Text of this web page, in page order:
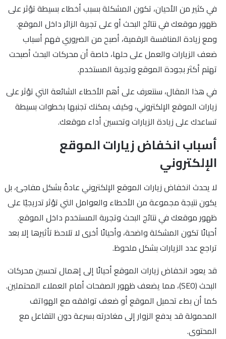
في كثير من الأحيان، تكون المشكلة بسبب أخطاء بسيطة تؤثر على
ظهور موقعك في نتائج البحث أو على تجربة الزائر داخل الموقع.
ومع زيادة المنافسة الرقمية، أصبح من الضروري فهم أسباب
ضعف الزيارات والعمل على حلها، خاصة أن محركات البحث أصبحت
تهتم أكثر بجودة الموقع وتجربة المستخدم.
في هذا المقال، سنتعرف على أهم الأخطاء الشائعة التي تؤثر على
زيارات الموقع الإلكتروني، وكيف يمكنك تجنبها بخطوات بسيطة
تساعدك على زيادة الزيارات وتحسين أداء موقعك.
أسباب انخفاض زيارات الموقع
الإلكتروني
لا يحدث انخفاض زيارات الموقع الإلكتروني عادةً بشكل مفاجئ، بل
يكون نتيجة مجموعة من الأخطاء والعوامل التي تؤثر تدريجيًا على
ظهور موقعك في نتائج البحث وتجربة المستخدم داخل الموقع.
أحيانًا تكون المشكلة واضحة، وأحيانًا أخرى لا تلاحظ تأثيرها إلا بعد
تراجع عدد الزيارات بشكل ملحوظ.
قد يعود انخفاض زيارات الموقع أحيانًا إلى إهمال تحسين محركات
البحث (SEO)، مما يضعف ظهور الصفحات أمام العملاء المحتملين.
كما أن بطء تحميل الموقع أو ضعف توافقه مع الهواتف
المحمولة قد يدفع الزوار إلى مغادرته بسرعة دون التفاعل مع
المحتوى.